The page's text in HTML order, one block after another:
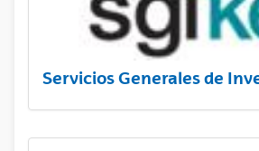
Servicios Generales de